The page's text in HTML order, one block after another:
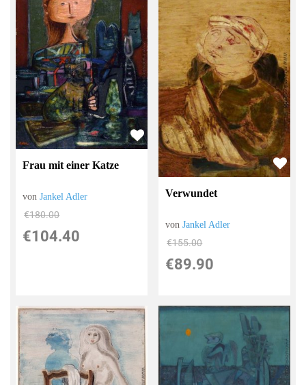
Frau mit einer Katze
vonJankel Adler
€180.00
€104.40
Verwundet
vonJankel Adler
€155.00
€89.90